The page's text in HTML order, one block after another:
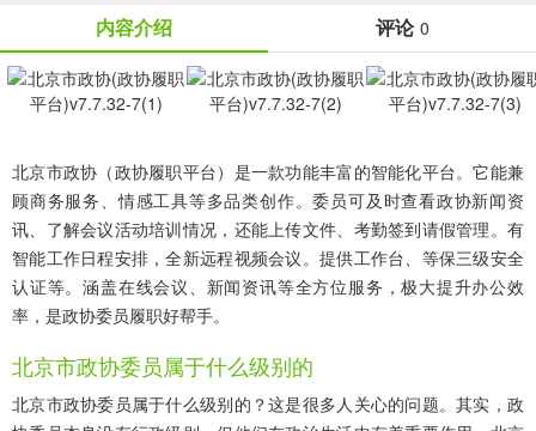
内容介绍 评论 0
北京市政协（政协履职平台）是一款功能丰富的智能化平台。它能兼
顾商务服务、情感工具等多品类创作。委员可及时查看政协新闻资
讯、了解会议活动培训情况，还能上传文件、考勤签到请假管理。有
智能工作日程安排，全新远程视频会议。提供工作台、等保三级安全
认证等。涵盖在线会议、新闻资讯等全方位服务，极大提升办公效
率，是政协委员履职好帮手。
北京市政协委员属于什么级别的
北京市政协委员属于什么级别的？这是很多人关心的问题。其实，政